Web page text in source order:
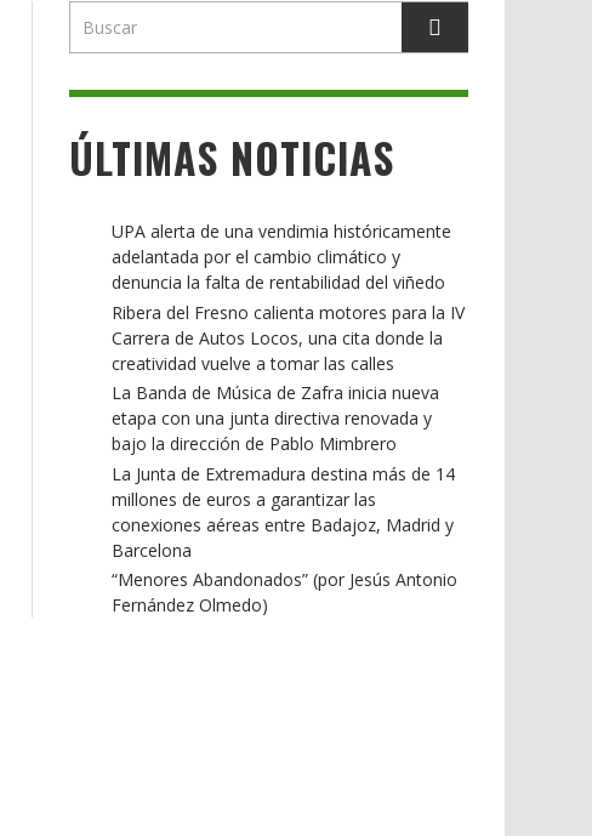
ÚLTIMAS NOTICIAS
UPA alerta de una vendimia históricamente
adelantada por el cambio climático y
denuncia la falta de rentabilidad del viñedo
Ribera del Fresno calienta motores para la IV
Carrera de Autos Locos, una cita donde la
creatividad vuelve a tomar las calles
La Banda de Música de Zafra inicia nueva
etapa con una junta directiva renovada y
bajo la dirección de Pablo Mimbrero
La Junta de Extremadura destina más de 14
millones de euros a garantizar las
conexiones aéreas entre Badajoz, Madrid y
Barcelona
“Menores Abandonados” (por Jesús Antonio
Fernández Olmedo)